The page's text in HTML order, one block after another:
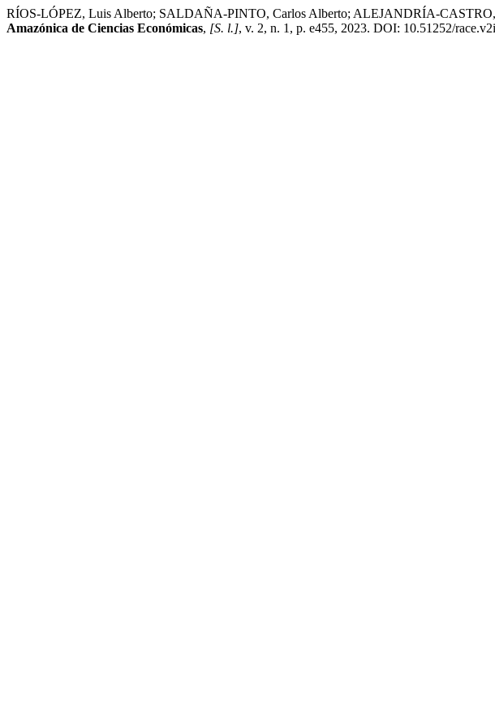
RÍOS-LÓPEZ, Luis Alberto; SALDAÑA-PINTO, Carlos Alberto; ALEJANDRÍA-CASTRO,
Amazónica de Ciencias Económicas, [S. l.], v. 2, n. 1, p. e455, 2023. DOI: 10.51252/